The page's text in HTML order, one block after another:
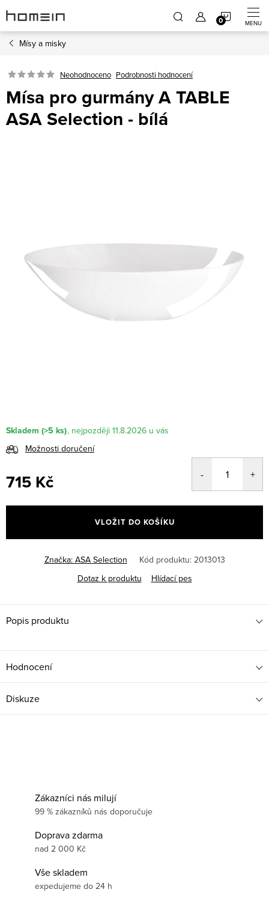
na
obsah
Mísy a misky
Neohodnoceno Podrobnosti hodnocení
Mísa pro gurmány A TABLE
ASA Selection - bílá
Skladem (>5 ks)
11.8.2026
Možnosti doručení
715 Kč
cena:
VLOŽIT DO KOŠÍKU
Značka: ASA Selection Kód produktu: 2013013
Dotaz k produktu
Hlídací pes
Popis produktu
Hodnocení
Diskuze
Zákazníci nás milují
99 % zákazníků nás doporučuje
Doprava zdarma
nad 2 000 Kč
Vše skladem
expedujeme do 24 h